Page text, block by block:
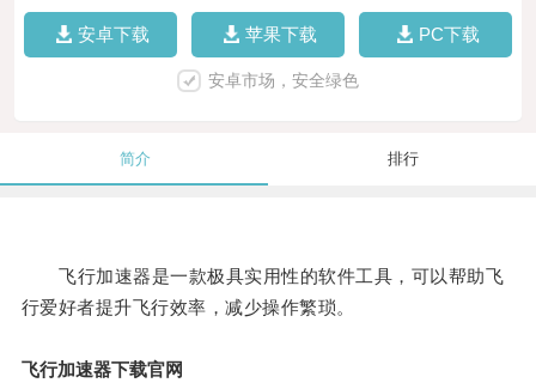
安卓下载 苹果下载 PC下载
安卓市场，安全绿色
简介 排行
飞行加速器是一款极具实用性的软件工具，可以帮助飞
行爱好者提升飞行效率，减少操作繁琐。
飞行加速器下载官网